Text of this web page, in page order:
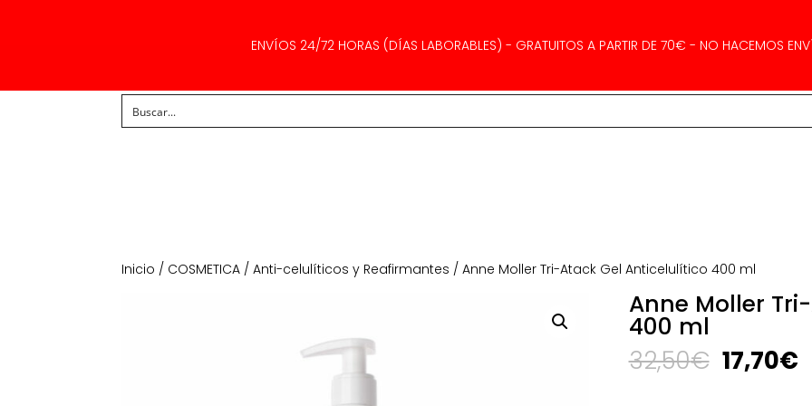
ENVÍOS 24/72 HORAS (DÍAS LABORABLES) - GRATUITOS A PARTIR DE 70€ - NO HACEMOS
Inicio / COSMETICA /Anti-celulíticos y Reafirmantes / Anne Moller Tri-Atack Gel Anticelulítico 400 ml
Anne Moller
400 ml
32,50€ El
precio
17,70€El